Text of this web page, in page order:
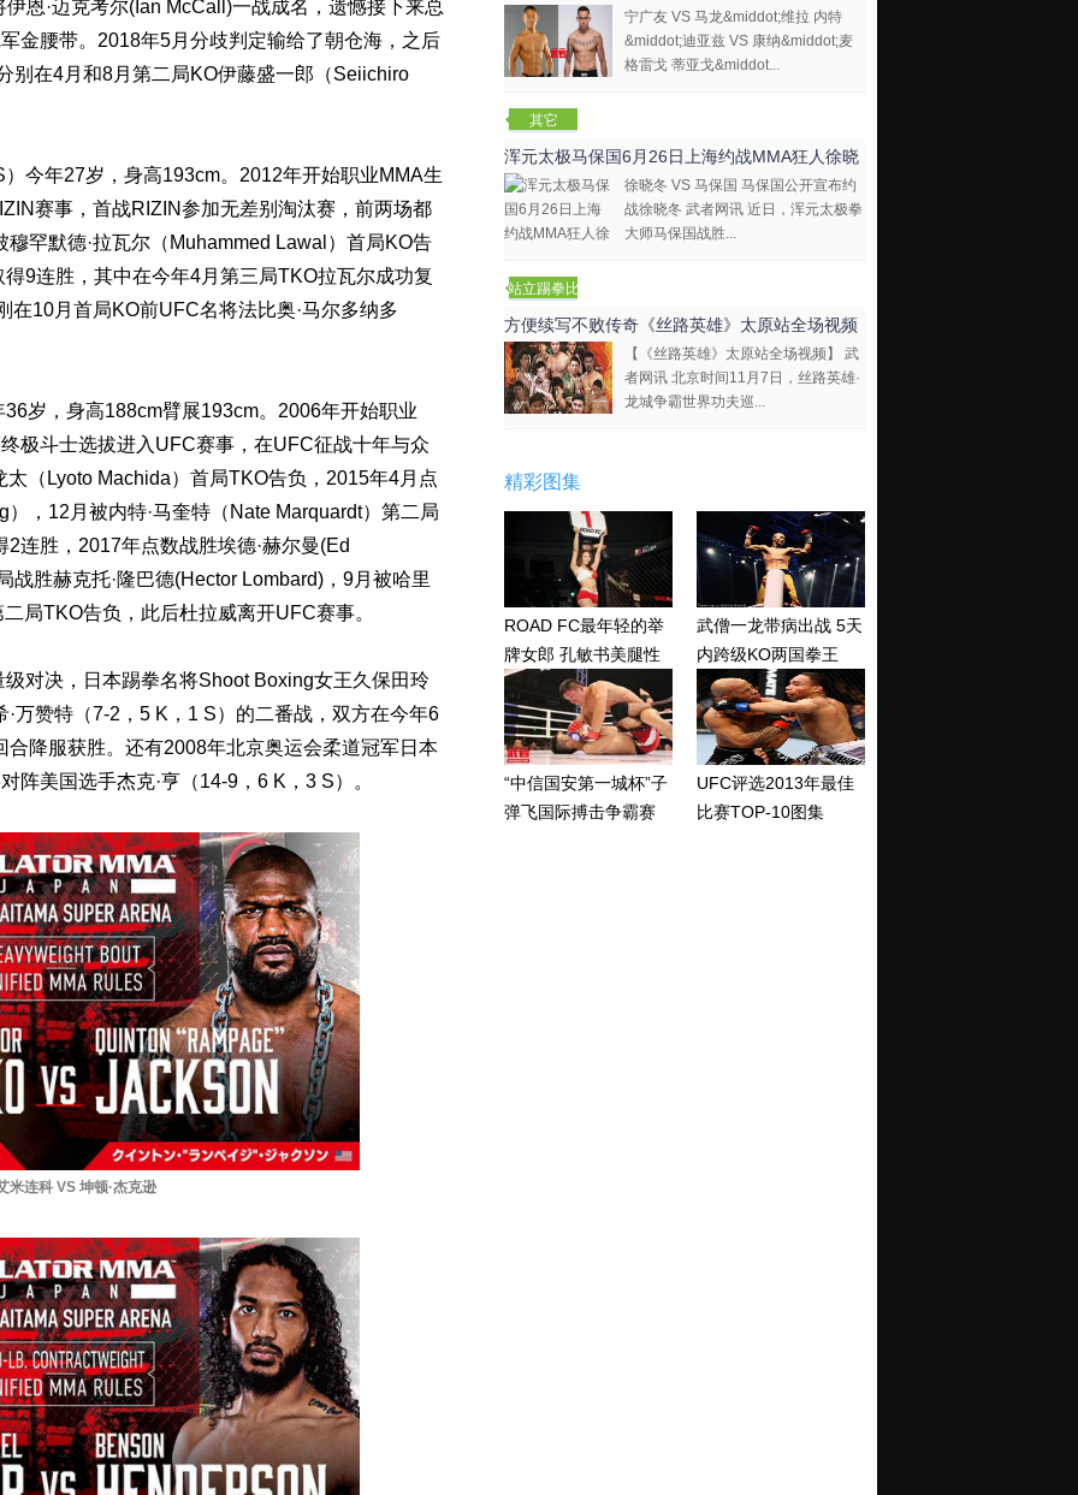
恩·迈克考尔(Ian McCall)一战成名，遗憾接下来总
金腰带。2018年5月分歧判定输给了朝仓海，之后
别在4月和8月第二局KO伊藤盛一郎（Seiichiro
今年27岁，身高193cm。2012年开始职业MMA生
赛事，首战RIZIN参加无差别淘汰赛，前两场都
罕默德·拉瓦尔（Muhammed Lawal）首局KO告
9连胜，其中在今年4月第三局TKO拉瓦尔成功复
10月首局KO前UFC名将法比奥·马尔多纳多
岁，身高188cm臂展193cm。2006年开始职业
极斗士选拔进入UFC赛事，在UFC征战十年与众
（Lyoto Machida）首局TKO告负，2015年4月点
，12月被内特·马奎特（Nate Marquardt）第二局
连胜，2017年点数战胜埃德·赫尔曼(Ed
胜赫克托·隆巴德(Hector Lombard)，9月被哈里
局TKO告负，此后杜拉威离开UFC赛事。
对决，日本踢拳名将Shoot Boxing女王久保田玲
万赞特（7-2，5 K，1 S）的二番战，双方在今年6
降服获胜。还有2008年北京奥运会柔道冠军日本
阵美国选手杰克·亨（14-9，6 K，3 S）。
米连科 VS 坤顿·杰克逊
宁广友 VS 马龙&middot;维拉 内特
&middot;迪亚兹 VS 康纳&middot;麦
格雷戈 蒂亚戈&middot...
其它
浑元太极马保国6月26日上海约战MMA狂人徐晓
冬
徐晓冬 VS 马保国 马保国公开宣布约
战徐晓冬 武者网讯 近日，浑元太极拳
大师马保国战胜...
站立踢拳比
赛视频
方便续写不败传奇《丝路英雄》太原站全场视频
【《丝路英雄》太原站全场视频】 武
者网讯 北京时间11月7日，丝路英雄·
龙城争霸世界功夫巡...
精彩图集
ROAD FC最年轻的举
牌女郎 孔敏书美腿性
感眼神清纯
武僧一龙带病出战 5天
内跨级KO两国拳王
“中信国安第一城杯”子
弹飞国际搏击争霸赛
UFC评选2013年最佳
比赛TOP-10图集